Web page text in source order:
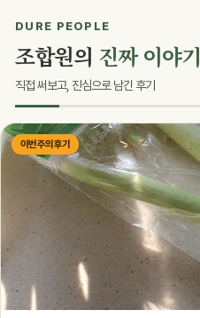
DURE PEOPLE
조합원의 진짜 이야기
직접 써보고, 진심으로 남긴 후기
이번 주의 후기